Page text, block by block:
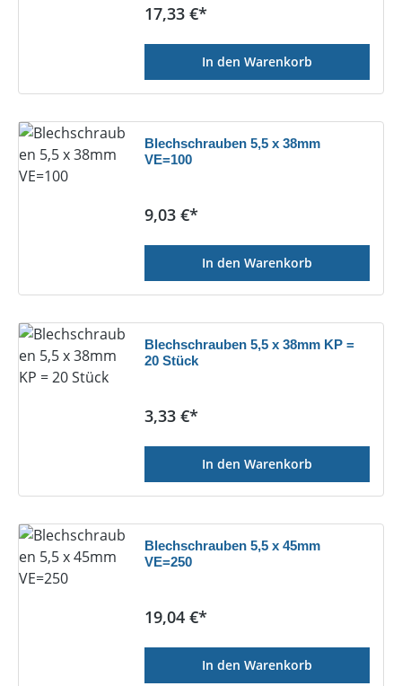
Regulärer Preis:
17,33 €*
In den Warenkorb
Blechschrauben 5,5 x 38mm
VE=100
Regulärer Preis:
9,03 €*
In den Warenkorb
Blechschrauben 5,5 x 38mm KP =
20 Stück
Regulärer Preis:
3,33 €*
In den Warenkorb
Blechschrauben 5,5 x 45mm
VE=250
Regulärer Preis:
19,04 €*
In den Warenkorb